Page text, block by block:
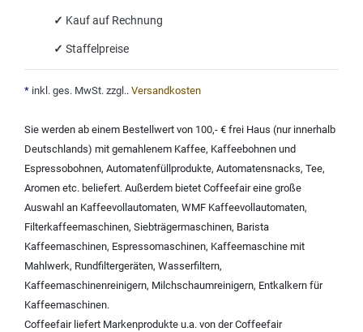
✓ Kauf auf Rechnung
✓ Staffelpreise
* inkl. ges. MwSt. zzgl.. Versandkosten
Sie werden ab einem Bestellwert von 100,- € frei Haus (nur innerhalb
Deutschlands) mit gemahlenem Kaffee, Kaffeebohnen und
Espressobohnen, Automatenfüllprodukte, Automatensnacks, Tee,
Aromen etc. beliefert. Außerdem bietet Coffeefair eine große
Auswahl an Kaffeevollautomaten, WMF Kaffeevollautomaten,
Filterkaffeemaschinen, Siebträgermaschinen, Barista
Kaffeemaschinen, Espressomaschinen, Kaffeemaschine mit
Mahlwerk, Rundfiltergeräten, Wasserfiltern,
Kaffeemaschinenreinigern, Milchschaumreinigern, Entkalkern für
Kaffeemaschinen.
Coffeefair liefert Markenprodukte u.a. von derCoffeefair